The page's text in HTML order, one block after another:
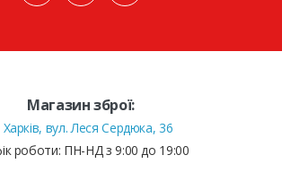
Магазин зброї:
вул. Леся Сердюка, 36
роботи: ПН-НД з 9:00 до 19:00